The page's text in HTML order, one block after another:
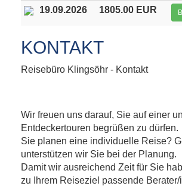
19.09.2026 1805.00 EUR
KONTAKT
Reisebüro Klingsöhr - Kontakt
Wir freuen uns darauf, Sie auf einer
Entdeckertouren begrüßen zu dürfen.
Sie planen eine individuelle Reise?
unterstützen wir Sie bei der Planung.
Damit wir ausreichend Zeit für Sie
zu Ihrem Reiseziel passende